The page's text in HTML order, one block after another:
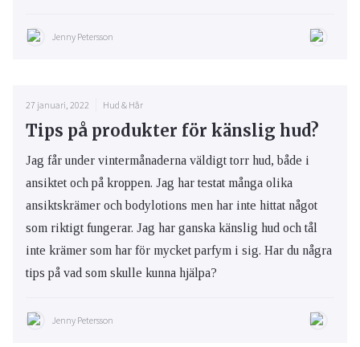
Jenny Petersson
27 januari, 2022 Hud & Hår
Tips på produkter för känslig hud?
Jag får under vintermånaderna väldigt torr hud, både i
ansiktet och på kroppen. Jag har testat många olika
ansiktskrämer och bodylotions men har inte hittat något
som riktigt fungerar. Jag har ganska känslig hud och tål
inte krämer som har för mycket parfym i sig. Har du några
tips på vad som skulle kunna hjälpa?
Jenny Petersson